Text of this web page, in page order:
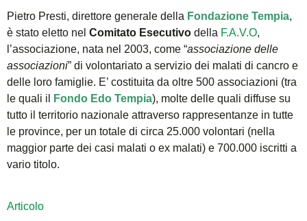
Pietro Presti, direttore generale della Fondazione Tempia,
è stato eletto nel Comitato Esecutivo della F.A.V.O,
l’associazione, nata nel 2003, come “associazione delle
associazioni” di volontariato a servizio dei malati di cancro e
delle loro famiglie. E’ costituita da oltre 500 associazioni (tra
le quali il
Fondo Edo Tempia), molte delle quali diffuse su
tutto il territorio nazionale attraverso rappresentanze in tutte
le province, per un totale di circa 25.000 volontari (nella
maggior parte dei casi malati o ex malati) e 700.000 iscritti a
vario titolo.
Articolo